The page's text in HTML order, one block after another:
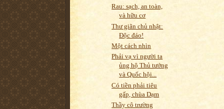
Rau: sạch, an toàn,
và hữu cơ
Thư giãn chủ nhật:
Độc đáo!
Một cách nhìn
Phải vạ vì người ta
ủng hộ Thủ tướng
và Quốc hội...
Có tiền phải tiêu
gấp, chùa Dạm
Thầy cô trường